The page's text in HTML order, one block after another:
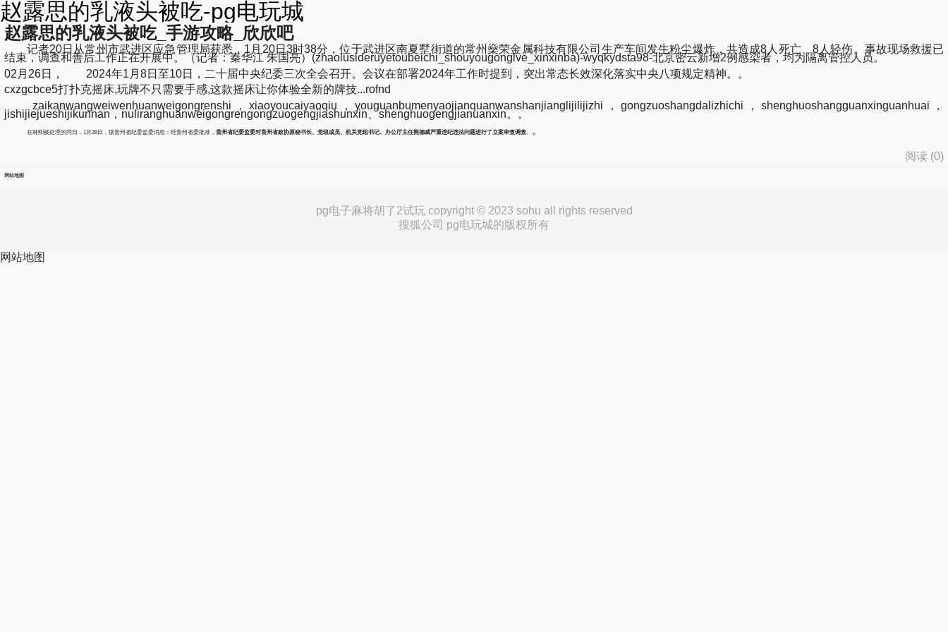
赵露思的乳液头被吃-pg电玩城
赵露思的乳液头被吃_手游攻略_欣欣吧
记者20日从常州市武进区应急管理局获悉，1月20日3时38分，位于武进区南夏墅街道的常州燊荣金属科技有限公司生产车间发生粉尘爆炸，共造成8人死亡、8人轻伤。事故现场救援已
结束，调查和善后工作正在开展中。（记者：秦华江 朱国亮）(zhaolusideruyetoubeichi_shouyougonglve_xinxinba)-wyqkydsta98-北京密云新增2例感染者，均为隔离管控人员。
02月26日， 2024年1月8日至10日，二十届中央纪委三次全会召开。会议在部署2024年工作时提到，突出常态长效深化落实中央八项规定精神。。
cxzgcbce5打扑克摇床,玩牌不只需要手感,这款摇床让你体验全新的牌技...rofnd
zaikanwangweiwenhuanweigongrenshi，xiaoyoucaiyaoqiu，youguanbumenyaojianquanwanshanjianglijilijizhi，gongzuoshangdalizhichi，shenghuoshangguanxinguanhuai，
jishijiejueshijikunnan，nuliranghuanweigongrengongzuogengjiashunxin、shenghuogengjianuanxin。。
在林刚被处理的同日，1月29日，据贵州省纪委监委消息：经贵州省委批准， 贵州省纪委监委对贵州省政协原秘书长、党组成员、机关党组书记、办公厅主任熊德威严重违纪违法问题进行了立案审查调查。 。
阅读 (0)
网站地图
pg电子麻将胡了2试玩 copyright © 2023 sohu all rights reserved
搜狐公司 pg电玩城的版权所有
网站地图